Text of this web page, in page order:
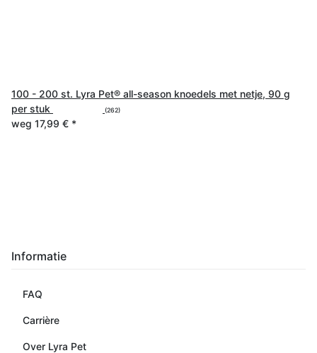
100 - 200 st. Lyra Pet® all-season knoedels met netje, 90 g
per stuk
(262)
weg 17,99 € *
Informatie
FAQ
Carrière
Over Lyra Pet